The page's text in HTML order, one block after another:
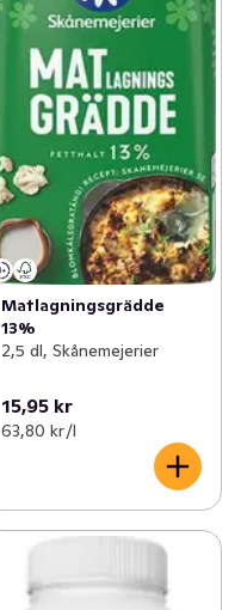
Matlagningsgrädde
13%
2,5 dl, Skånemejerier
15,95 kr
63,80 kr /l